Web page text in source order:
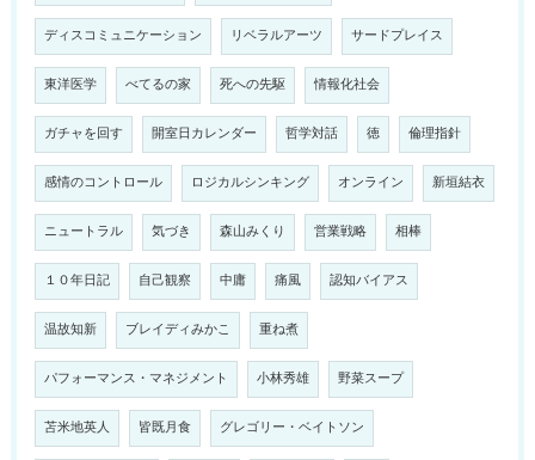
ディスコミュニケーション リベラルアーツ サードプレイス
東洋医学 べてるの家 死への先駆 情報化社会
ガチャを回す 開室日カレンダー 哲学対話 徳 倫理指針
感情のコントロール ロジカルシンキング オンライン 新垣結衣
ニュートラル 気づき 森山みくり 営業戦略 相棒
１０年日記 自己観察 中庸 痛風 認知バイアス
温故知新 ブレイディみかこ 重ね煮
パフォーマンス・マネジメント 小林秀雄 野菜スープ
苫米地英人 皆既月食 グレゴリー・ベイトソン